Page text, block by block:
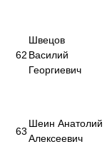
62
Швецов
Василий
Георгиевич
63
Шеин Анатолий
Алексеевич